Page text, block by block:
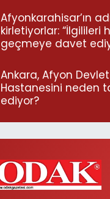
Afyonkarahisar’ın
kirletiyorlar: “İlgilileri
geçmeye davet
Ankara, Afyon Devlet
Hastanesini neden
ediyor?